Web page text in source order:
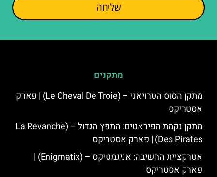
שליחה
מתקנים
מתקן הסוס הטרויאני – (Le Cheval De Troie) | פארק
אסטריקס
מתקן נקמת הפיראטים: המפץ הגדול – (La Revanche
Des Pirates) | פארק אסטריקס
אטרקציית החשיבה: אניגמטיקס – (Enigmatix) |
פארק אסטריקס